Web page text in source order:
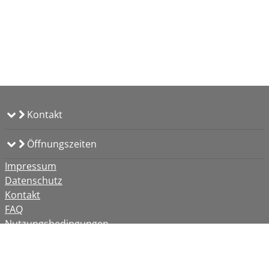
Kontakt
Öffnungszeiten
Impressum
Datenschutz
Kontakt
FAQ
Nutzungsbedingungen